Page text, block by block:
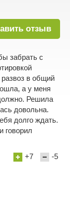
отзыв
забрать с
в общий
а у меня
Решила
довольна.
долго ждать.
говорил
+7 -5